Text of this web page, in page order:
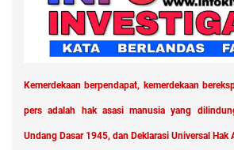
Kemerdekaan berpendapat, kemerdekaan
pers adalah hak asasi manusia yang
Undang Dasar 1945, dan Deklarasi Universal Hak